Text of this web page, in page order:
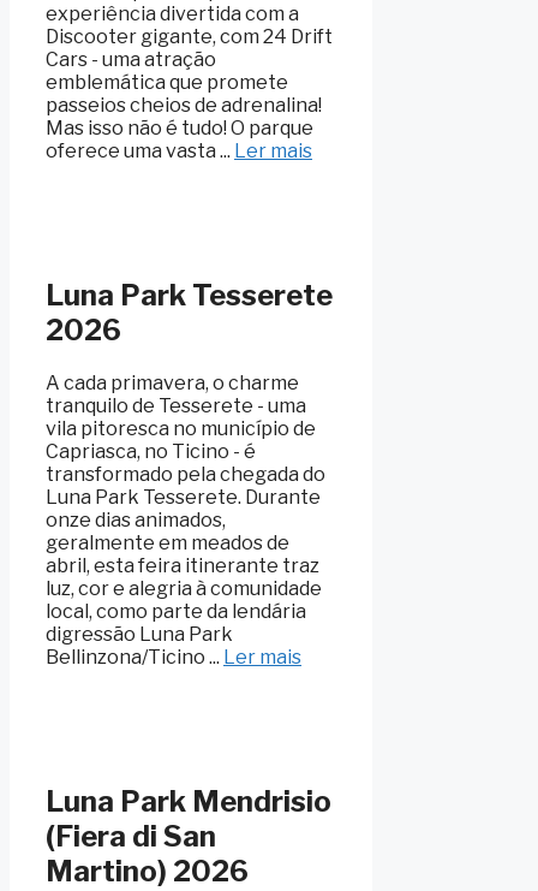
experiência divertida com a
Discooter gigante, com 24 Drift
Cars - uma atração
emblemática que promete
passeios cheios de adrenalina!
Mas isso não é tudo! O parque
oferece uma vasta ... Ler mais
Luna Park Tesserete
2026
A cada primavera, o charme
tranquilo de Tesserete - uma
vila pitoresca no município de
Capriasca, no Ticino - é
transformado pela chegada do
Luna Park Tesserete. Durante
onze dias animados,
geralmente em meados de
abril, esta feira itinerante traz
luz, cor e alegria à comunidade
local, como parte da lendária
digressão Luna Park
Bellinzona/Ticino ... Ler mais
Luna Park Mendrisio
(Fiera di San
Martino) 2026